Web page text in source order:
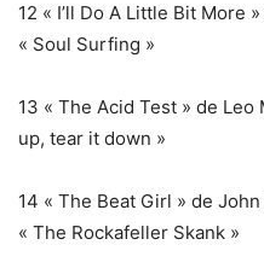
12 « I’ll Do A Little Bit More
« Soul Surfing »
13 « The Acid Test » de
up, tear it down »
14 « The Beat Girl » de
« The Rockafeller Skank »